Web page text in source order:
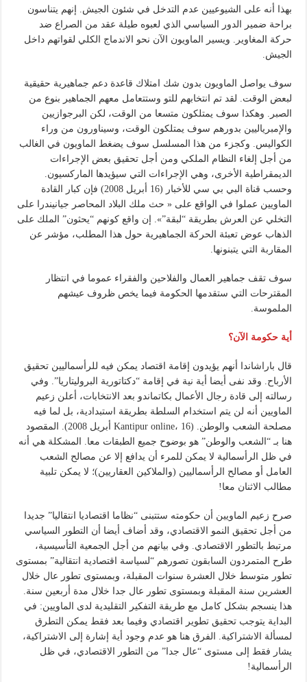
بهذا أنه على الشيوعيين عدم التدخل في شئون الجيش. إنهم يتناسون
براحة ضمير الدور السياسي الذي لعبوه طيلة عقد من الصراع ضد
حركة المغاوير. ويسير الماويون الآن نحو الاندماج الكلي لقواتهم داخل
الجيش.
سوف يواصل الماويون بدون شك امتلاك قاعدة دعم جماهيرية حقيقية
لبعض الوقت. لقد تم انتخابهم للتو وستتعامل معهم الجماهير بنوع من
الصبر. وهكذا سوف يمتلكون متسعا من الوقت، لكن البرجوازيين
والإمبرياليين بدورهم سوف يمتلكون الوقت، وسيناورون من وراء
الكواليس. وكجزء من هذا المسلسل سوف يضغط الماويون في الغالب
من أجل إلغاء النظام الملكي ومن أجل تحقيق بعض الإجراءات
الديمقراطية الأخرى، وهي الإجراءات التي سيؤيدها الماركسيون.
وحسب قناة البي بي سي للأخبار (16 أبريل 2008) فإن كبار القادة
الماويين عملوا في الواقع على « حث ملك البلاد المحاصر جيانيندرا على
التخلي عن العرش بطريقة “لبقة”». إن واقع كونهم “يحثون” الملك على
الذهاب عوض تعبئة الحركة الجماهيرية حول هذا المطلب، مؤشر عن
المقاربة التي يتبنونها.
سوف تقف جماهير العمال والفلاحين والفقراء عموما في انتظار
المقترحات التي ستقدمها الحكومة فيما يخص ظروف عيشهم
الملموسة.
أية حكومة الآن؟
قال باراشاندا أنهم يؤيدون إقامة اقتصاد يمكن فيه للرأسماليين تحقيق
الأرباح. وقد نفى أيضا أية نية في إقامة “دكتاتورية البروليتاريا”. وفي
رسالته إلى قادة رجال الأعمال بكاتماندو بعد الانتخابات، أعلن زعيم
الماويين أنه لن يتم استخدام السلطة بطريقة استبدادية، بل لما فيه
مصلحة الشعب والوطن. (Kantipur online، 16 أبريل 2008). المقصود
هنا بـ “الشعب والوطن” هو بوضوح جميع الطبقات معا. المشكلة هي أنه
في ظل الرأسمالية لا يمكن للمرء أن يدافع إلا عن مصالح الشعب
العامل أو مصالح الرأسماليين (والملاكين العقاريين)؛ لا يمكن تلبية
مطالب الاثنان معا!
صرح زعيم الماويين أن حكومته ستتبنى “نظاما اقتصاديا انتقاليا” جديدا
من أجل تحقيق النمو الاقتصادي، وقد أضاف أيضا أن التطور السياسي
مرتبط بالتطور الاقتصادي. وفي بيانهم من أجل الجمعية التأسيسية،
طرح المتمردون السابقون تصورهم “لسياسة اقتصادية انتقالية” بمستوى
تطور متوسط خلال العشرة سنوات المقبلة، وبمستوى تطور عال خلال
العشرين سنة المقبلة وبمستوى تطور عال جدا خلال مدة أربعين سنة.
هذا ينسجم بشكل كامل مع طريقة التفكير التقليدية لدى الماويين: في
البداية يتوجب تحقيق تطوير اقتصادي وفيما بعد فقط يمكن التطرق
لمسألة الاشتراكية. الفرق هنا هو عدم وجود أية إشارة إلى الاشتراكية،
يشار فقط إلى مستوى “عال جدا” من التطور الاقتصادي، في ظل
الرأسمالية!